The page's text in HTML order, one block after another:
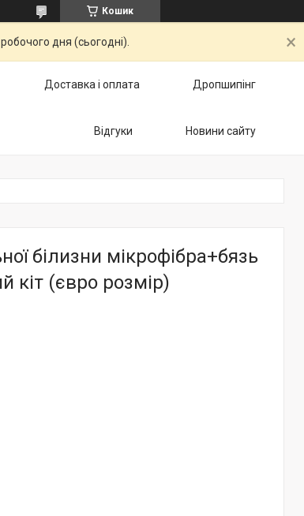
Кошик
дня (сьогодні).
Доставка і оплата Дропшипінг
Відгуки Новини сайту
білизни мікрофібра+бязь
кіт (євро розмір)